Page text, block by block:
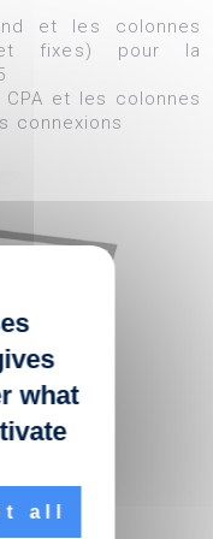
et les colonnes
et fixes) pour la
et les colonnes
connexions
what
all